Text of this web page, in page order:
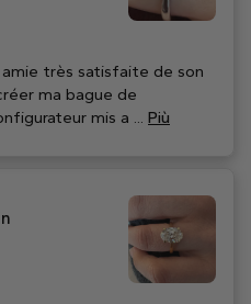
amie très satisfaite de son
ma bague de
mis a ... Più